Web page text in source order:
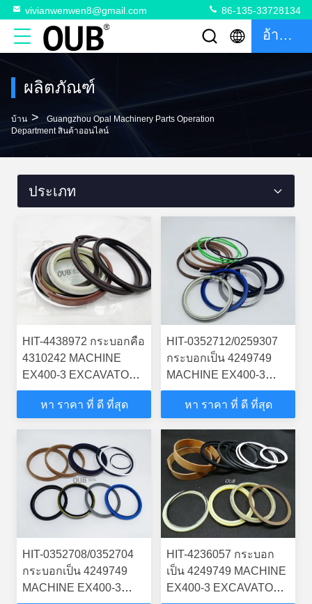
vivianwenwen8@gmail.com 86-135-33728134
อ้างอิง
ผลิตภัณฑ์
บ้าน >
Guangzhou Opal Machinery Parts Operation
Department สินค้าออนไลน์
ประเภท
HIT-4438972 กระบอกคือ
4310242 MACHINE
EX400-3 EXCAVATOR
STEERING BOOM ARM
BUCKER SEAL KITS
หา ราคา ที่ ดี ที่สุด
HIT-0352712/0259307
กระบอกเป็น 4249749
MACHINE EX400-3
EXCAVATOR
STEERING BOOM ARM
กระบอกไฮดรอลิก
หา ราคา ที่ ดี ที่สุด
HIT-0352708/0352704
กระบอกเป็น 4249749
MACHINE EX400-3
HIT-4236057 กระบอก
เป็น 4249749 MACHINE
EX400-3 EXCAVATOR